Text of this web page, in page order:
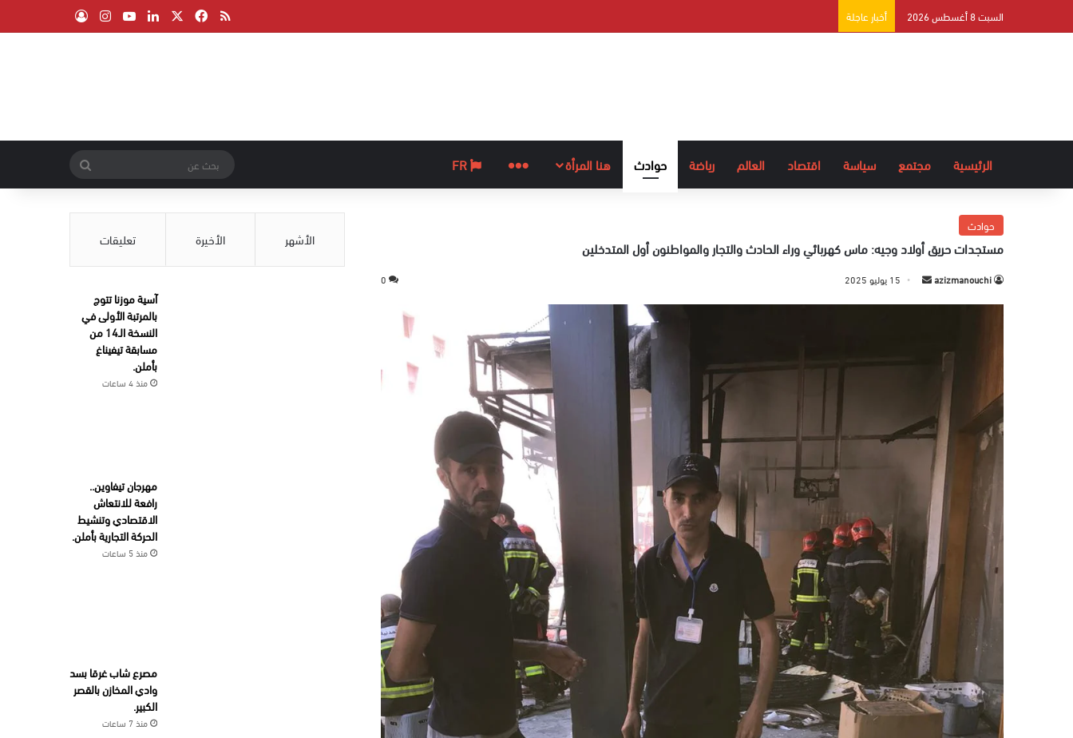
السبت 8 أغسطس 2026 أخبار عاجلة ملخص الموقع RSS
فيسبوك لينكدإن ‫YouTube
انستقرام
الرئيسية مجتمع سياسة اقتصاد العالم رياضة حوادث هنا المرأة المزيد
عن
حوادث
مستجدات حريق أولاد وجيه: ماس كهربائي وراء الحادث والتجار والمواطنون أول المتدخلين
azizmanouchi
ا
ا
15 يوليو 2025 0
الأشهر الأخيرة تعليقات
آسية موزنا تتوج
بالمرتبة الأولى في
النسخة الـ14 من
مسابقة تيفيناغ
بأملن.
منذ 4 ساعات
مهرجان تيفاوين..
رافعة للانتعاش
الاقتصادي وتنشيط
الحركة التجارية بأملن.
منذ 5 ساعات
مصرع شاب غرقا بسد
وادي المخازن بالقصر
الكبير.
منذ 7 ساعات